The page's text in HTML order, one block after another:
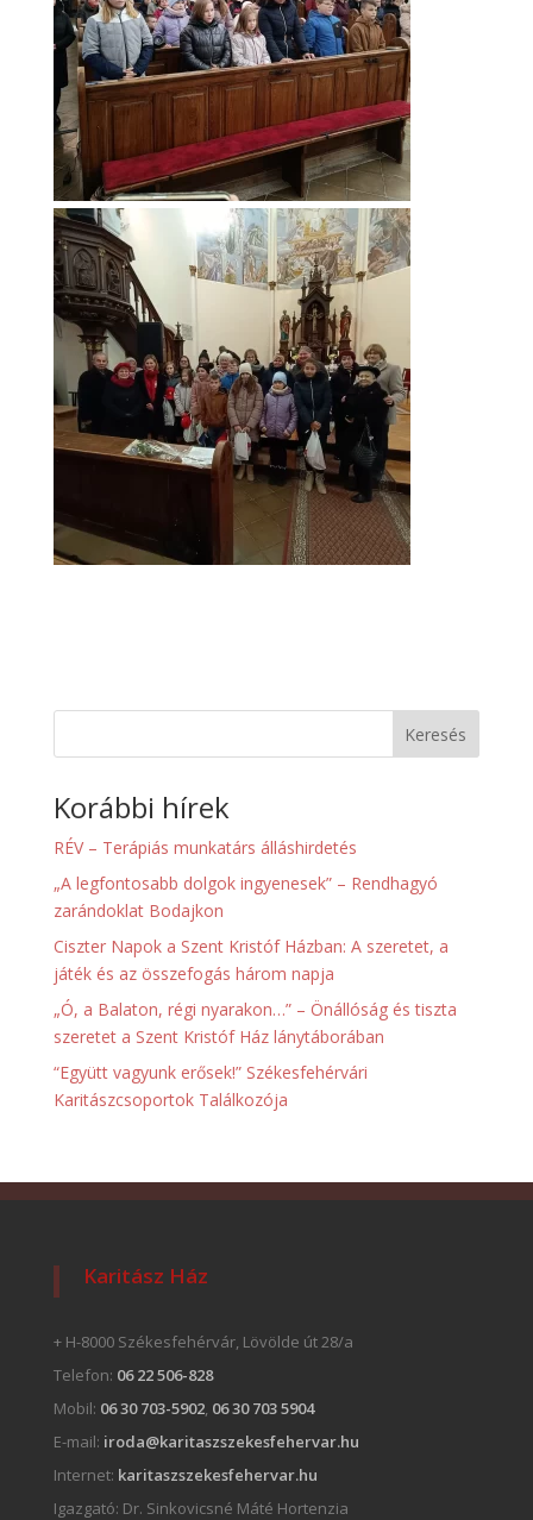
Keresés
Korábbi hírek
RÉV – Terápiás munkatárs álláshirdetés
„A legfontosabb dolgok ingyenesek” – Rendhagyó
zarándoklat Bodajkon
Ciszter Napok a Szent Kristóf Házban: A szeretet, a
játék és az összefogás három napja
„Ó, a Balaton, régi nyarakon…” – Önállóság és tiszta
szeretet a Szent Kristóf Ház lánytáborában
“Együtt vagyunk erősek!” Székesfehérvári
Karitászcsoportok Találkozója
Karitász Ház
+ H-8000 Székesfehérvár, Lövölde út 28/a
Telefon: 06 22 506-828
Mobil: 06 30 703-5902, 06 30 703 5904
E-mail: iroda@karitaszszekesfehervar.hu
Internet: karitaszszekesfehervar.hu
Igazgató: Dr. Sinkovicsné Máté Hortenzia